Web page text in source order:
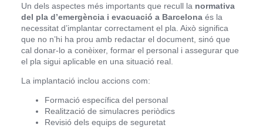
Un dels aspectes més importants que recull la normativa
del pla d’emergència i evacuació a Barcelona és la
necessitat d’implantar correctament el pla. Això significa
que no n’hi ha prou amb redactar el document, sinó que
cal donar-lo a conèixer, formar el personal i assegurar que
el pla sigui aplicable en una situació real.
La implantació inclou accions com:
Formació específica del personal
Realització de simulacres periòdics
Revisió dels equips de seguretat